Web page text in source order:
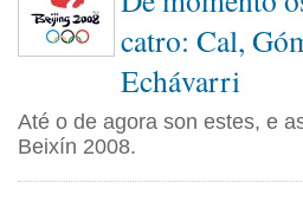
catro: Cal,
Echávarri
Até o de agora son estes, e
Beixín 2008.